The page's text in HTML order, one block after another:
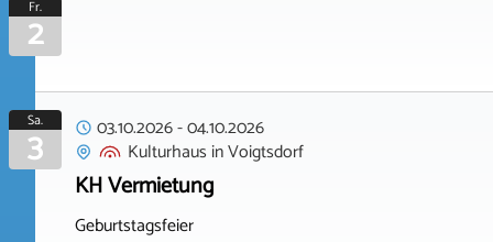
Fr.
2
Sa.
3 03.10.2026-04.10.2026
Kulturhaus inVoigtsdorf
KH Vermietung
Geburtstagsfeier